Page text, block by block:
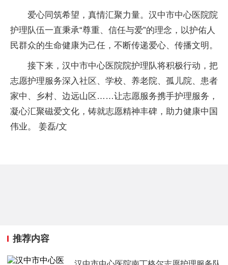
爱心同筑希望，真情汇聚力量。汉中市中心医院院
护理队伍一直秉承“尊重、信任与爱”的理念，以护佑人
民群众的生命健康为己任，不断传递爱心、传播文明。
接下来，汉中市中心医院院护理队将积极行动，把
志愿护理服务深入社区、学校、养老院、孤儿院、患者
家中、乡村、边远山区……让志愿服务携手护理服务，
凝心汇聚磁爱文化，铸就志愿精神丰碑，助力健康中国
伟业。 姜磊/文
推荐内容